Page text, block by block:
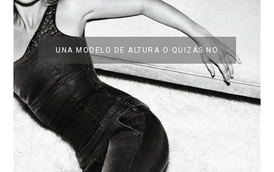
UNA MODELO DE ALTURA O QUIZÁS NO